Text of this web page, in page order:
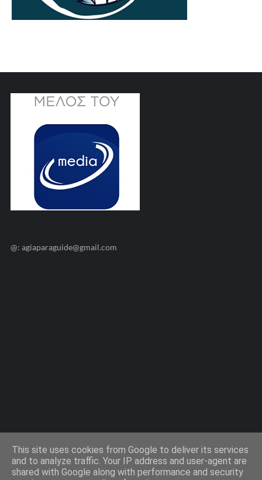
@: agiaparaguide@gmail.com
This site uses cookies from Google to deliver its services
and to analyze traffic. Your IP address and user-agent are
shared with Google along with performance and security